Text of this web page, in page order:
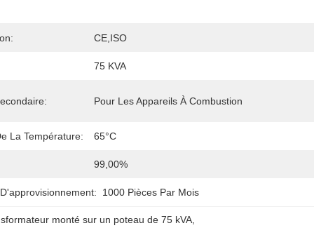
CE,ISO
75 KVA
Pour Les Appareils À Combustion
La Température: 65°C
99,00%
1000 Pièces Par Mois
monté sur un poteau de 75 kVA